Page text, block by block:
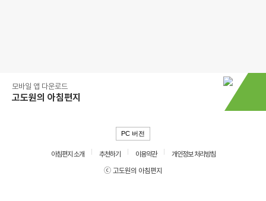
모바일 앱 다운로드
고도원의 아침편지
PC 버전
아침편지 소개 추천하기 이용약관
개인정보 처리방침
ⓒ 고도원의 아침편지